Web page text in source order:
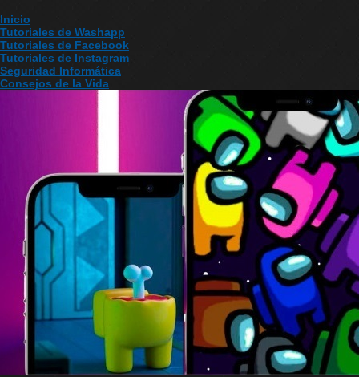
Inicio
Tutoriales de Washapp
Tutoriales de Facebook
Tutoriales de Instagram
Seguridad Informática
Consejos de la Vida